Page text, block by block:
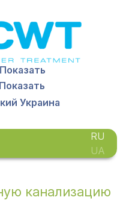
Показать
Показать
Украина
RU
UA
канализацию